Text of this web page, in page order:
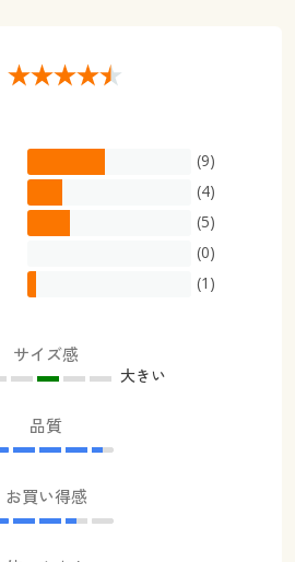
(9)
(4)
(5)
(0)
(1)
サイズ感
大きい
品質
お買い得感